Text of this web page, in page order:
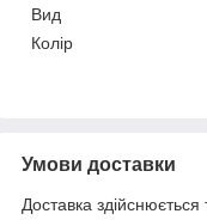
Вид
Колір
Умови доставки
Доставка здійснюється